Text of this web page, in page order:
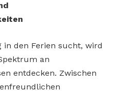
in den Ferien sucht, wird
an
entdecken. Zwischen